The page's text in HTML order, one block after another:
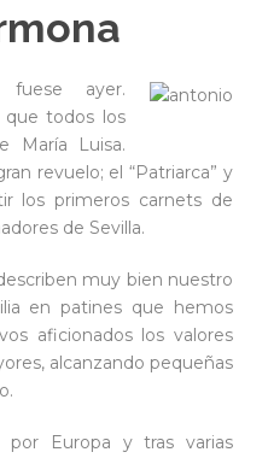
ayer.
que todos los
María Luisa.
revuelo; el “Patriarca” y
los primeros carnets de
de Sevilla.
muy bien nuestro
en patines que hemos
aficionados los valores
alcanzando pequeñas
Europa y tras varias